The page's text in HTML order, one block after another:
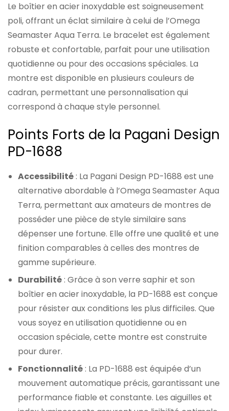
Le boîtier en acier inoxydable est soigneusement
poli, offrant un éclat similaire à celui de l’Omega
Seamaster Aqua Terra. Le bracelet est également
robuste et confortable, parfait pour une utilisation
quotidienne ou pour des occasions spéciales. La
montre est disponible en plusieurs couleurs de
cadran, permettant une personnalisation qui
correspond à chaque style personnel.
Points Forts de la Pagani Design
PD-1688
Accessibilité: La Pagani Design PD-1688 est une
alternative abordable à l’Omega Seamaster Aqua
Terra, permettant aux amateurs de montres de
posséder une pièce de style similaire sans
dépenser une fortune. Elle offre une qualité et une
finition comparables à celles des montres de
gamme supérieure.
Durabilité: Grâce à son verre saphir et son
boîtier en acier inoxydable, la PD-1688 est conçue
pour résister aux conditions les plus difficiles. Que
vous soyez en utilisation quotidienne ou en
occasion spéciale, cette montre est construite
pour durer.
Fonctionnalité: La PD-1688 est équipée d’un
mouvement automatique précis, garantissant une
performance fiable et constante. Les aiguilles et